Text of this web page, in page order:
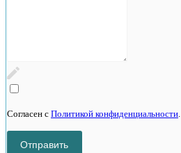
Согласен с Политикой конфиденциальности.